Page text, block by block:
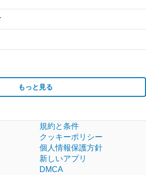
もっと見る
規約と条件
クッキーポリシー
個人情報保護方針
新しいアプリ
DMCA